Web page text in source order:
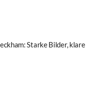
Starke Bilder, klare